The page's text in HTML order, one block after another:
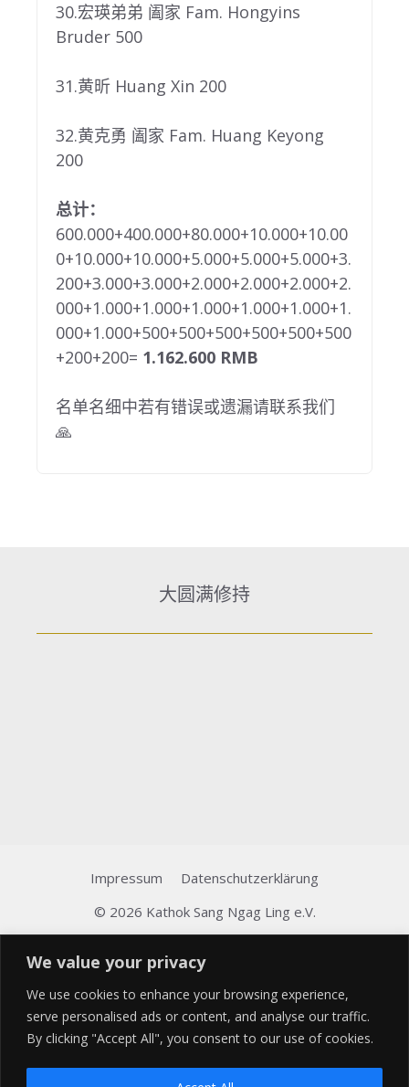
We value your privacy
We use cookies to enhance your browsing experience,
serve personalised ads or content, and analyse our traffic.
By clicking "Accept All", you consent to our use of cookies.
30.宏瑛弟弟 阖家 Fam. Hongyins
Bruder 500
31.黄昕 Huang Xin 200
32.黄克勇 阖家 Fam. Huang Keyong
200
总计：
600.000+400.000+80.000+10.000+10.00
0+10.000+10.000+5.000+5.000+5.000+3.
200+3.000+3.000+2.000+2.000+2.000+2.
000+1.000+1.000+1.000+1.000+1.000+1.
000+1.000+500+500+500+500+500+500
+200+200= 1.162.600 RMB
名单名细中若有错误或遗漏请联系我们
🙏
大圆满修持
Impressum
Datenschutzerklärung
© 2026 Kathok Sang Ngag Ling e.V.